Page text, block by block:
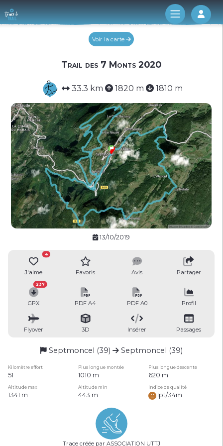
Log
Voir la carte
Trail des 7 Monts 2020
33.3 km 1820 m 1810 m
13/10/2019
J'aime
4
Favoris Avis Partager
GPX
237
PDF A4 PDF A0 Profil
Flyover 3D Insérer Passages
Septmoncel (39) Septmoncel (39)
Kilomètre effort Plus longue montée Plus longue descente
51 1010 m 620 m
Altitude max Altitude min Indice de qualité
1341 m 443 m 1pt/34m
Trace créée par ASSOCIATION UTTJ